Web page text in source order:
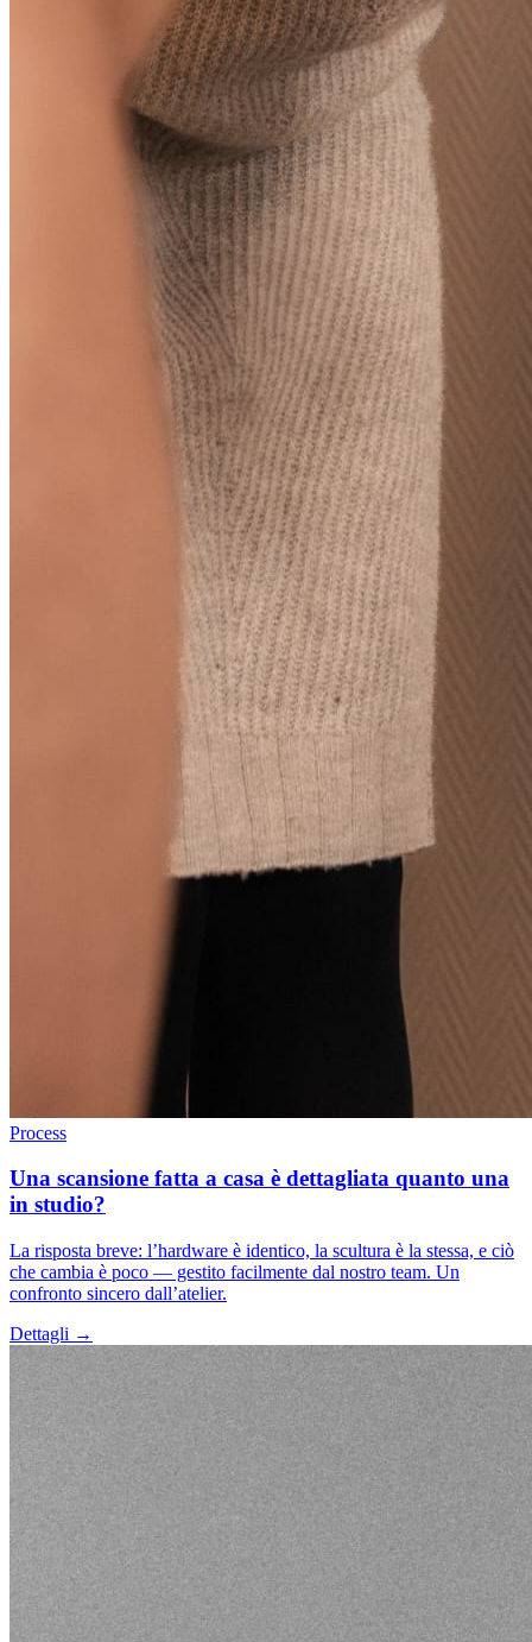
Process
Una scansione fatta a casa è dettagliata quanto una
in studio?
La risposta breve: l’hardware è identico, la scultura è la stessa, e ciò
che cambia è poco — gestito facilmente dal nostro team. Un
confronto sincero dall’atelier.
Dettagli →